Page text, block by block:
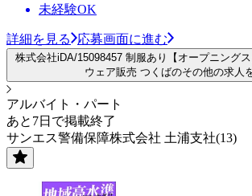
未経験OK
詳細を見る 応募画面に進む
株式会社iDA/15098457 制服あり【オープニング
ウェア販売 つくばのその他の求人
アルバイト・パート
あと7日で掲載終了
サンエス警備保障株式会社 土浦支社(13)